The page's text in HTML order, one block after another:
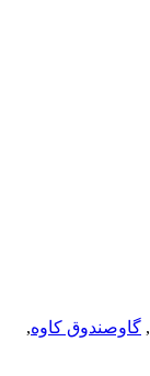
, گاوصندوق کاوه,